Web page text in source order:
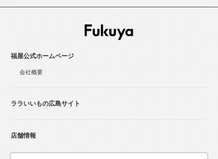
福屋公式ホームページ
会社概要
ララいいもの広島サイト
店舗情報